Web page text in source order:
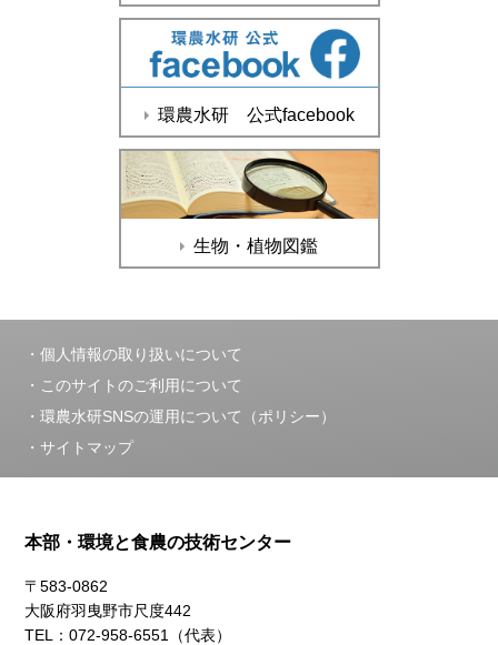
環農水研 公式facebook
生物・植物図鑑
個人情報の取り扱いについて
このサイトのご利用について
環農水研SNSの運用について（ポリシー）
サイトマップ
本部・環境と食農の技術センター
〒583-0862
大阪府羽曳野市尺度442
TEL：072-958-6551（代表）